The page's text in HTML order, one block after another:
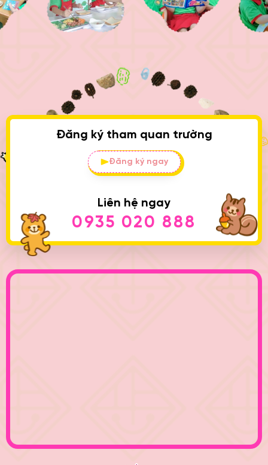
Đăng ký tham quan trường
Đăng ký ngay
Liên hệ ngay
0935 020 888